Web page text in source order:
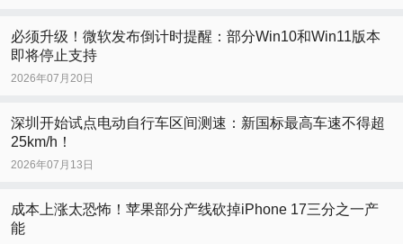
必须升级！微软发布倒计时提醒：部分Win10和Win11版本
即将停止支持
2026年07月20日
深圳开始试点电动自行车区间测速：新国标最高车速不得超
25km/h！
2026年07月13日
成本上涨太恐怖！苹果部分产线砍掉iPhone 17三分之一产
能